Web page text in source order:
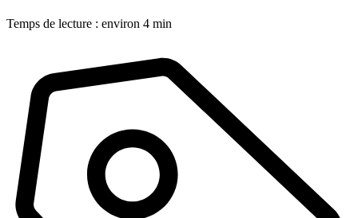
Temps de lecture : environ 4 min